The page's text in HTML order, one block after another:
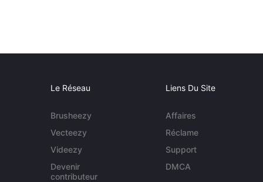
Le Réseau
Brusheezy
Vecteezy
Videezy
Devenir
contributeur
Liens Du Site
Affaires
Réclame
Support
DMCA